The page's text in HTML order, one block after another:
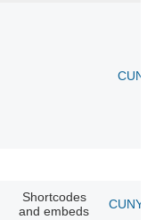
Shortcodes
and embeds
CUNY